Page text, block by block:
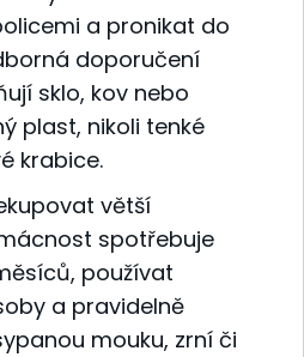
a pronikat do
doporučení
sklo, kov nebo
plast, nikoli tenké
krabice.
větší
spotřebuje
používat
a pravidelně
mouku, zrní či